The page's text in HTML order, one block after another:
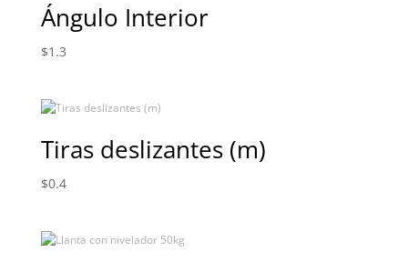
Ángulo Interior
$1.3
Tiras deslizantes (m)
$0.4